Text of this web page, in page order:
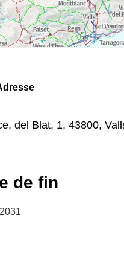
del Blat, 1, 43800,
de fin